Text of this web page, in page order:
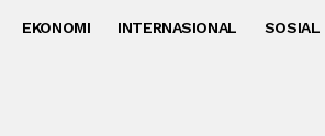
EKONOMI INTERNASIONAL SOSIAL